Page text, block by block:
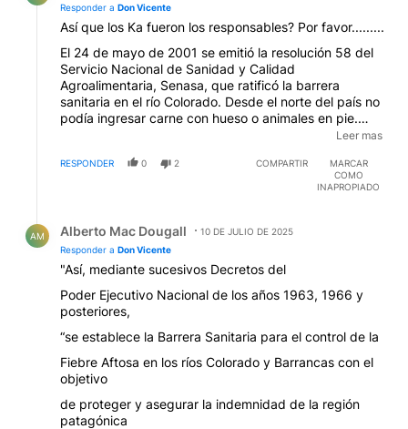
Responder a Don Vicente
Así que los Ka fueron los responsables? Por favor.........
El 24 de mayo de 2001 se emitió la resolución 58 del
Servicio Nacional de Sanidad y Calidad
Agroalimentaria, Senasa, que ratificó la barrera
sanitaria en el río Colorado. Desde el norte del país no
podía ingresar carne con hueso o animales en pie.
Pasaron 20 años y los avances en la ganadería
pueda observar en el precio al mostrador de la carne,
con cierta lógica porque no se trata de una zona de
Leer mas
RESPONDER 0 2 COMPARTIR
MARCAR
COMO
INAPROPIADO
AM Alberto Mac Dougall
10 DE JULIO DE 2025
Responder a Don Vicente
"Así, mediante sucesivos Decretos del
Poder Ejecutivo Nacional de los años 1963, 1966 y
posteriores,
“se establece la Barrera Sanitaria para el control de la
Fiebre Aftosa en los ríos Colorado y Barrancas con el
objetivo
de proteger y asegurar la indemnidad de la región
patagónica